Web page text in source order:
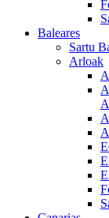
Baleares
Sartu
Arloak